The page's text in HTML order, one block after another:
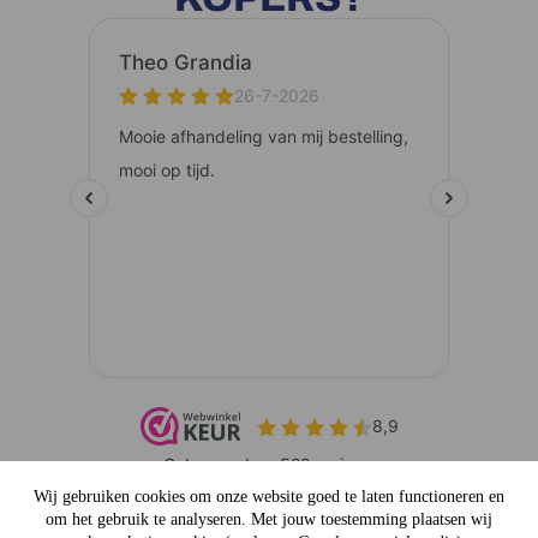
Wij gebruiken cookies om onze website goed te laten functioneren en
om het gebruik te analyseren. Met jouw toestemming plaatsen wij
Service: Keurmerk: